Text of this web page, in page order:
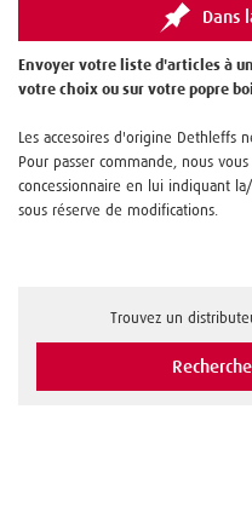
Dans
Envoyer votre liste d'articles à
votre choix ou sur votre popre
Les accesoires d'origine Dethleffs
Pour passer commande, nous
concessionnaire en lui indiquant
sous réserve de modifications.
Trouvez un